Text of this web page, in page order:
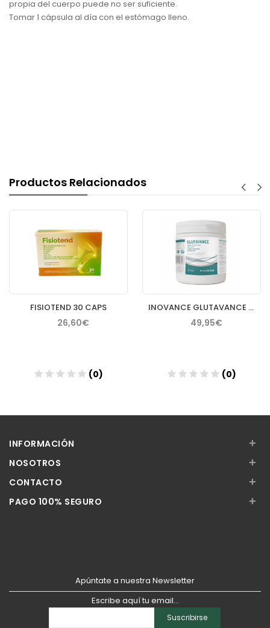
propia del cuerpo puede no ser suficiente.
Tomar 1 cápsula al día con el estómago lleno.
Productos Relacionados
FISIOTEND 30 CAPS
26,60€
(0)
INOVANCE GLUTAVANCE 400GR
49,95€
(0)
INFORMACIÓN +
NOSOTROS +
CONTACTO +
PAGO 100% SEGURO +
Apúntate a nuestra Newsletter
Escribe aquí tu email...
Suscribirse